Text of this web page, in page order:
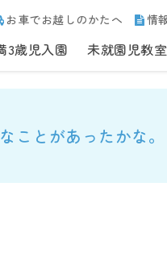
お車でお越しのかたへ 情
3歳児入園 未就園児教室
ことがあったかな。